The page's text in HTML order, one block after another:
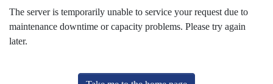
The server is temporarily unable to service your request due to
maintenance downtime or capacity problems. Please try again
later.